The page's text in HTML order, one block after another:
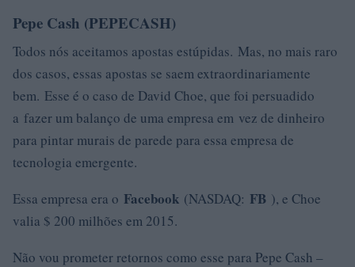
Pepe Cash (PEPECASH)
Todos nós aceitamos apostas estúpidas. Mas, no mais raro
dos casos, essas apostas se saem extraordinariamente
bem. Esse é o caso de David Choe, que foi persuadido
a fazer um balanço de uma empresa em vez de dinheiro
para pintar murais de parede para essa empresa de
tecnologia emergente.
Essa empresa era o Facebook (NASDAQ: FB ), e Choe
valia $ 200 milhões em 2015.
Não vou prometer retornos como esse para Pepe Cash –